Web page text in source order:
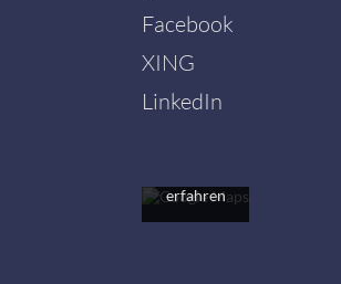
Facebook
XING
LinkedIn
Mit dem
Karte
Sie die
erfahren